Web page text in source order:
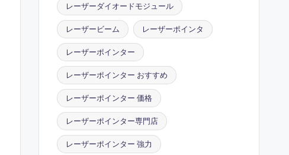
レーザーダイオードモジュール
レーザービーム レーザーポインタ
レーザーポインター
レーザーポインター おすすめ
レーザーポインター 価格
レーザーポインター専門店
レーザーポインター 強力